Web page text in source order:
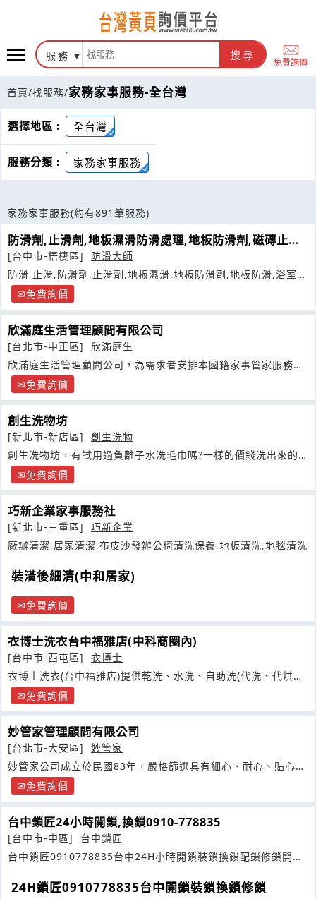
服務 搜尋
免費詢價
首頁/找服務/家務家事服務-全台灣
選擇地區 : 全台灣
服務分類 : 家務家事服務
家務家事服務(約有891筆服務)
防滑劑,止滑劑,地板濕滑防滑處理,地板防滑劑,磁磚止滑
劑
[台中市-梧棲區]
防滑大師
防滑,止滑,防滑劑,止滑劑,地板濕滑,地板防滑劑,地板防滑,浴室地
板濕滑免費詢價
欣滿庭生活管理顧問有限公司
[台北市-中正區]
欣滿庭生
欣滿庭生活管理顧問公司，為需求者安排本國籍家事管家服務，
陪伴管家服務締造幸福家庭
免費詢價
創生洗物坊
[新北市-新店區]
創生洗物
創生洗物坊，有試用過負離子水洗毛巾嗎?一樣的價錢洗出來的
品質保證我們的有差異
免費詢價
巧新企業家事服務社
[新北市-三重區]
巧新企業
廠辦清潔,居家清潔,布皮沙發辦公椅清洗保養,地板清洗,地毯清洗
裝潢後細清(中和居家)
免費詢價
衣博士洗衣台中福雅店(中科商圈內)
[台中市-西屯區]
衣博士
衣博士洗衣(台中福雅店)提供乾洗、水洗、自助洗(代洗、代烘、
代摺免費詢價
妙管家管理顧問有限公司
[台北市-大安區]
妙管家
妙管家公司成立於民國83年，嚴格篩選具有細心、耐心、貼心的
家事服務員提供溫馨的家事服務
免費詢價
台中鎖匠24小時開鎖,換鎖0910-778835
[台中市-中區]
台中鎖匠
台中鎖匠0910778835台中24H小時開鎖裝鎖換鎖配鎖修鎖開配
24H鎖匠0910778835台中開鎖裝鎖換鎖修鎖